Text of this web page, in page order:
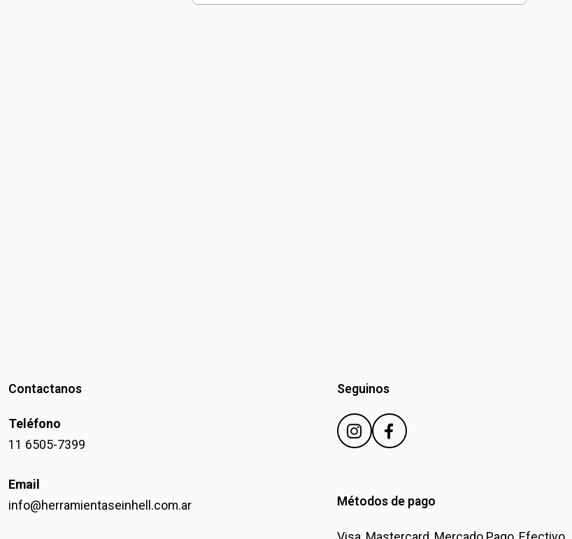
Contactanos
Teléfono
11 6505-7399
Email
info@herramientaseinhell.com.ar
Seguinos
Métodos de pago